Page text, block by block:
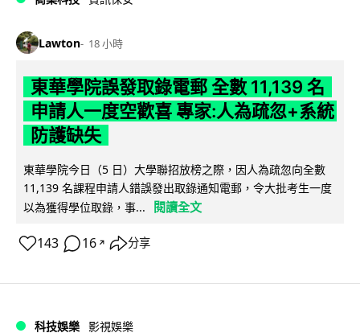
Lawton 18 小時
東華學院誤發取錄電郵 全數 11,139 名
申請人一度空歡喜 專家:人為疏忽+系統
防護缺失
東華學院今日（5 日）大學聯招放榜之際，因人為疏忽向全數
11,139 名課程申請人錯誤發出取錄通知電郵，令大批考生一度
以為獲得學位取錄，事...
閱讀全文
143 16 ↗ 分享
科技娛樂 影視娛樂